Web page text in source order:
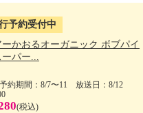
予約受付中
ーかおるオーガニック ボブパイ
ーパー...
約期間：8/7〜11 放送日：8/12
(税込)